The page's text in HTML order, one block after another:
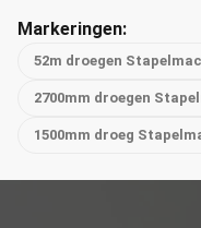
Markeringen:
52m droegen
2700mm droegen
1500mm droeg